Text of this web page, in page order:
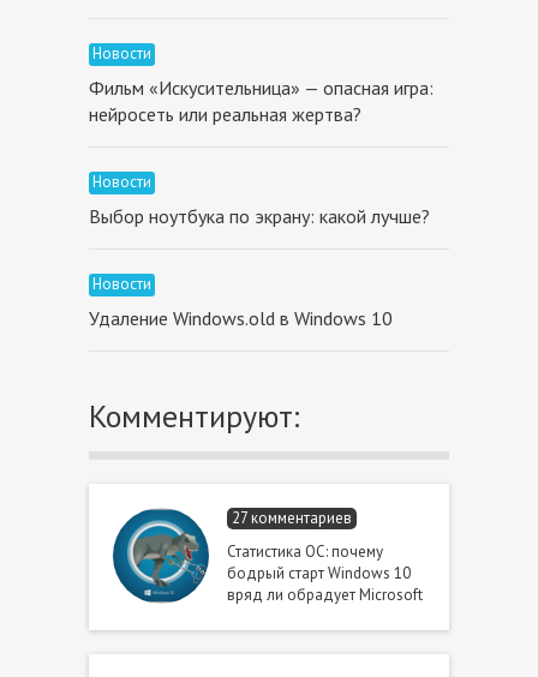
Новости
Фильм «Искусительница» — опасная игра:
нейросеть или реальная жертва?
Новости
Выбор ноутбука по экрану: какой лучше?
Новости
Удаление Windows.old в Windows 10
Комментируют:
27 комментариев
Статистика ОС: почему
бодрый старт Windows 10
вряд ли обрадует Microsoft